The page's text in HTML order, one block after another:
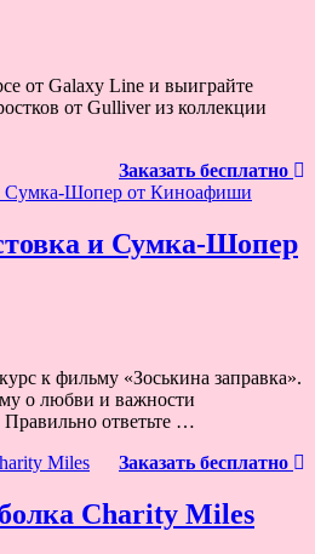
от Galaxy Line и выиграйте
от Gulliver из коллекции
Заказать бесплатно
и Сумка-Шопер
к фильму «Зоськина заправка».
о любви и важности
ответьте …
Заказать бесплатно
Charity Miles